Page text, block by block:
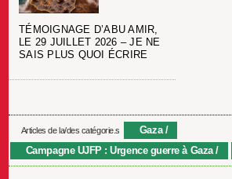
TÉMOIGNAGE D’ABU AMIR,
LE 29 JUILLET 2026 – JE NE
SAIS PLUS QUOI ÉCRIRE
Articles de la/des catégorie.s
Gaza
Campagne UJFP : Urgence guerre à Gaza